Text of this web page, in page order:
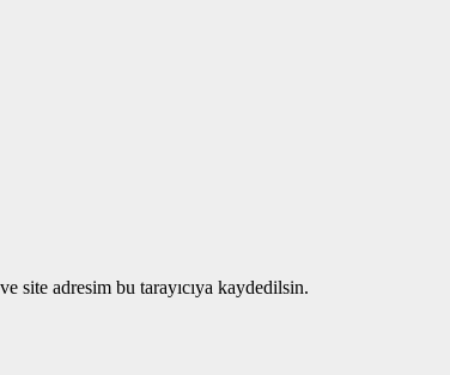
site adresim bu tarayıcıya kaydedilsin.